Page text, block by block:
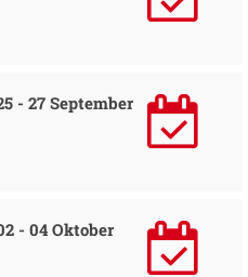
- 27 September
- 04 Oktober